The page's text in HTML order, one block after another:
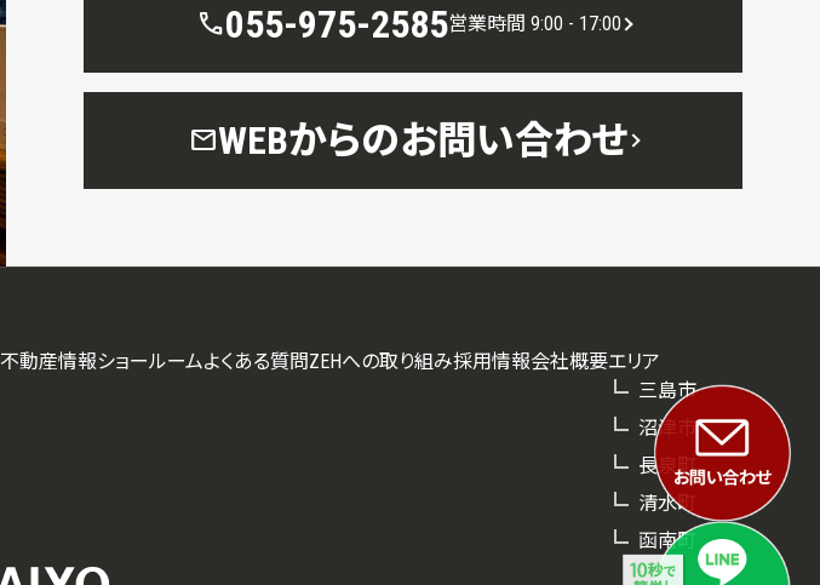
call055-975-2585営業時間 9:00 - 17:00
mailWEBからのお問い合わせ
不動産情報ショールームよくある質問ZEHへの取り組み採用情報会社概要エリア
三島市
沼津市
長泉町
清水町
函南町